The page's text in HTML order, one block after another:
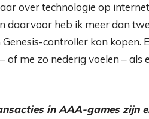
over technologie op
daarvoor heb ik meer dan
Genesis-controller kon kopen.
of me zo nederig voelen –
in AAA-games zijn